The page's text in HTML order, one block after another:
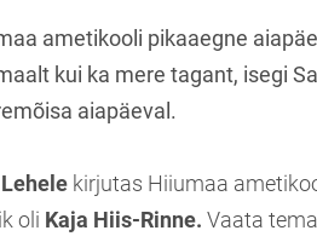
ametikooli pikaaegne
kui ka mere tagant, isegi
aiapäeval.
kirjutas Hiiumaa
oli Kaja Hiis-Rinne. Vaata